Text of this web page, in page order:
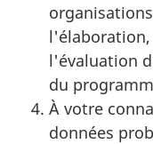
l'évaluation
du
À votre
données